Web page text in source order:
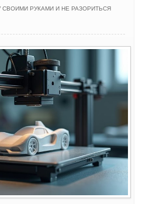
СВОИМИ РУКАМИ И НЕ РАЗОРИТЬСЯ